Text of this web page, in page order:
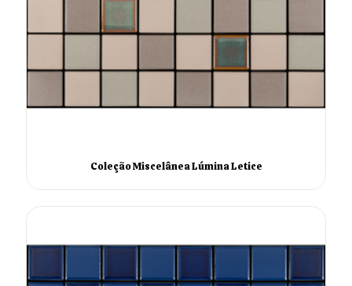
Coleção Miscelânea Lúmina Letice